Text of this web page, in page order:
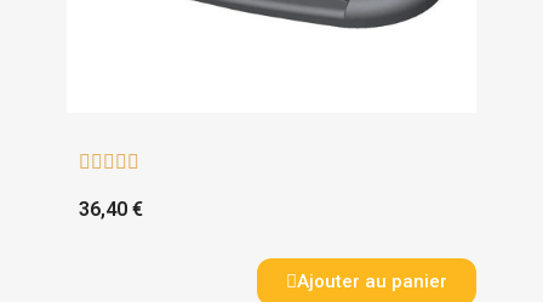
    
36,40 €
Ajouter au panier